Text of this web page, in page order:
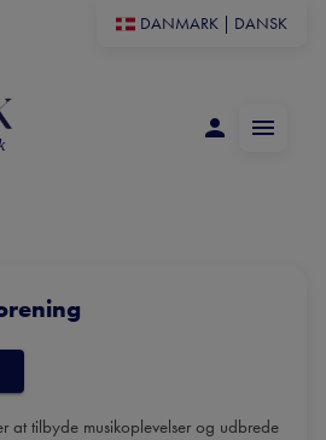
DANMARK DANSK
at tilbyde musikoplevelser og udbrede